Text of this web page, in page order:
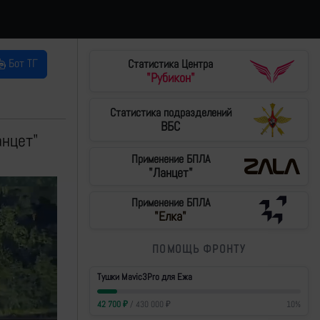
Бот ТГ
Статистика Центра
"Рубикон"
Статистика подразделений
ВБС
Применение БПЛА
"Ланцет"
Применение БПЛА
"Елка"
ПОМОЩЬ ФРОНТУ
Тушки Mavic3Pro для Ежа
42 700₽/ 430 000 ₽ 10%